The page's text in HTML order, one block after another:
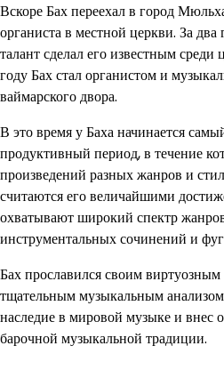
Вскоре Бах переехал в город
органиста в местной церкви. За
талант сделал его известным
году Бах стал органистом и
ваймарского двора.
В это время у Баха начинается
продуктивный период, в течение
произведений разных жанров и
считаются его величайшими
охватывают широкий спектр
инструментальных сочинений и
Бах прославился своим
тщательным музыкальным
наследие в мировой музыке и внес
барочной музыкальной традиции.